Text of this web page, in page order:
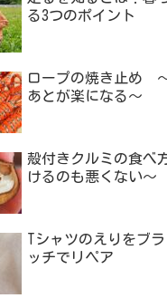
る3つのポイント
ロープの焼き止め
あとが楽になる～
殻付きクルミの食
けるのも悪くない～
Tシャツのえりをブ
ッチでリペア